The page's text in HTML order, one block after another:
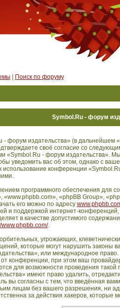
Поиск по форуму
Symbol.Ru - форум
форум издательства» (в дальнейшем
своё согласие со
«Symbol.Ru - форум издательства».
уведомить вас об этом, однако с
использование конференции
программного обеспечения для
«phpBB Group»,
его можно по адресу
и поддержкой интернет-
в качестве допустимого
www.phpbb.com/.
угрожающих,
которые могут нарушить законы
или международное
конференции, при этом ваш
для возможности проведения
имеют право удалить,
вы согласны с тем, что введённая
лицам без вашего разрешения, ни
за действия хакеров, которые